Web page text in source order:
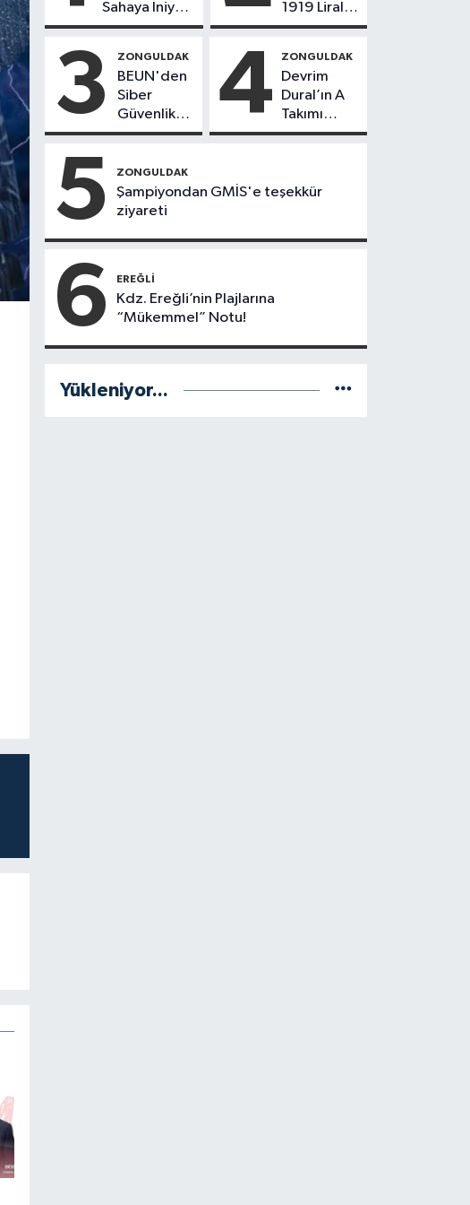
Sahaya İniyor!
8 İlçede
Başkanlar
Göreve
Başladı
1919 Liralık
“Kurtuluş”
3 ZONGULDAK
BEUN'den
Siber
Güvenlik
Hamlesi
4 ZONGULDAK
Devrim
Dural’ın A
Takımı
Göreve
Kimler Var?
5 ZONGULDAK
Şampiyondan GMİS'e teşekkür
ziyareti
6 EREĞLI
Kdz. Ereğli’nin Plajlarına
“Mükemmel” Notu!
Yükleniyor...